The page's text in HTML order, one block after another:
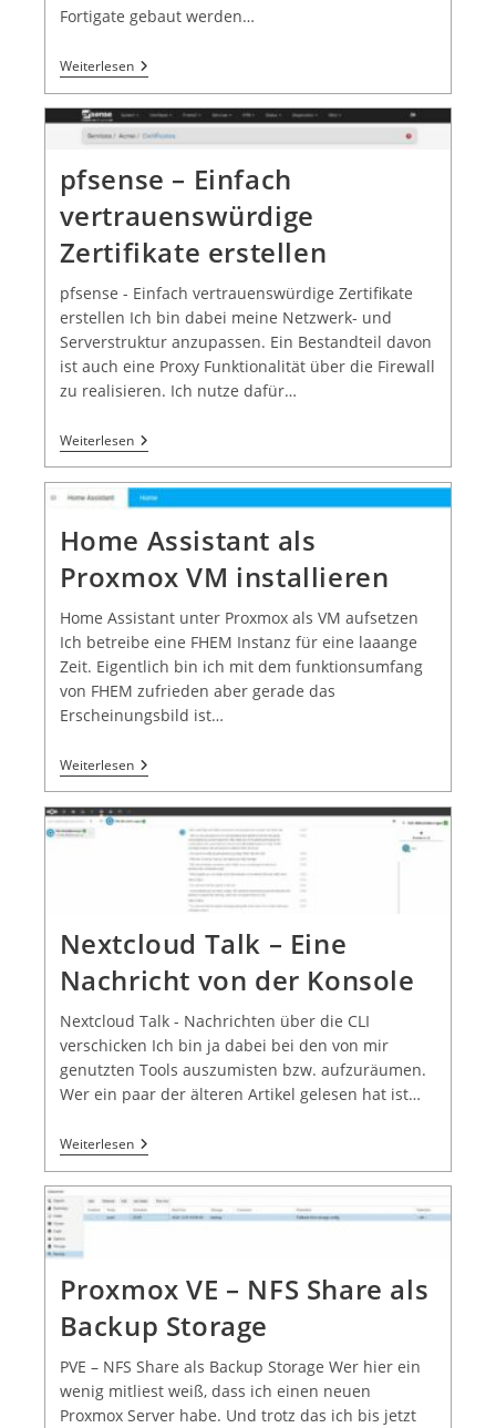
Fortigate gebaut werden…
Weiterlesen
pfsense – Einfach
vertrauenswürdige
Zertifikate erstellen
pfsense - Einfach vertrauenswürdige Zertifikate
erstellen Ich bin dabei meine Netzwerk- und
Serverstruktur anzupassen. Ein Bestandteil davon
ist auch eine Proxy Funktionalität über die Firewall
zu realisieren. Ich nutze dafür…
Weiterlesen
Home Assistant als
Proxmox VM installieren
Home Assistant unter Proxmox als VM aufsetzen
Ich betreibe eine FHEM Instanz für eine laaange
Zeit. Eigentlich bin ich mit dem funktionsumfang
von FHEM zufrieden aber gerade das
Erscheinungsbild ist…
Weiterlesen
Nextcloud Talk – Eine
Nachricht von der Konsole
Nextcloud Talk - Nachrichten über die CLI
verschicken Ich bin ja dabei bei den von mir
genutzten Tools auszumisten bzw. aufzuräumen.
Wer ein paar der älteren Artikel gelesen hat ist…
Weiterlesen
Proxmox VE – NFS Share als
Backup Storage
PVE – NFS Share als Backup Storage Wer hier ein
wenig mitliest weiß, dass ich einen neuen
Proxmox Server habe. Und trotz das ich bis jetzt